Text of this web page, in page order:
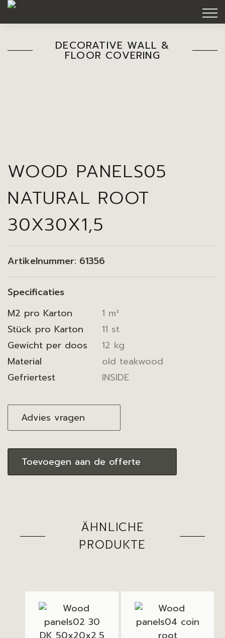
DECORATIVE WALL &
FLOOR COVERING
WOOD PANELS05
NATURAL ROOT
30X30X1,5
Artikelnummer: 61356
Specificaties
M2 pro Karton
1 m²
Stück pro Karton
11 st
Gewicht per doos
12 kg
Material
old teakwood
Gefriertest
INSIDE
Advies vragen
Toevoegen aan de offerte
ÄHNLICHE
PRODUKTE